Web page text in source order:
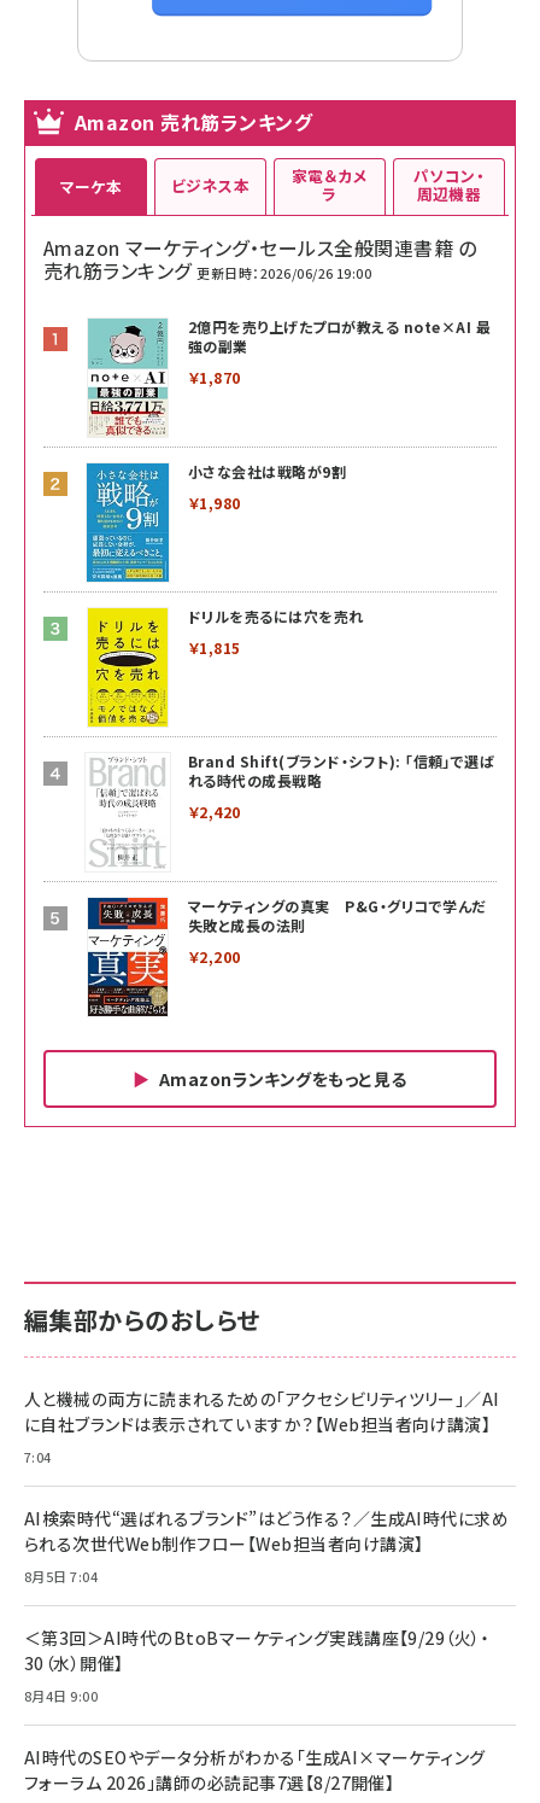
Amazon 売れ筋ランキング
マーケ本
Amazon マーケティング・セールス全般関連書籍 の
売れ筋ランキング 更新日時：2026/06/26 19:00
2億円を売り上げたプロが教える note×AI 最
強の副業
￥1,870
小さな会社は戦略が9割
￥1,980
ドリルを売るには穴を売れ
￥1,815
Brand Shift(ブランド・シフト): 「信頼」で選ば
れる時代の成長戦略
￥2,420
マーケティングの真実 P&G・グリコで学んだ
失敗と成長の法則
￥2,200
Amazonランキングをもっと見る
ビジネス本
￥880
anan(アンアン)2026/06/24号 No.2500増刊
スペシャルエディション[王道エンタメの矜持／
￥1,100
年後半、あなたの恋と運命／山田涼介]
￥880
Amazonランキングをもっと見る
家電＆カメ
ラ
サポート正規品 メーカー保証5年 KLMEA128G
NIMASO ガラスフィルム iPhone 17 用 保護フィ
すい ガイド枠付き いPhone17 (6.3インチ) 対応
2枚セット DSP25F1698
￥1,599
【New】Amazon Fire TV Stick HD | 手軽にスト
レイヤー
￥6,980
Anker Soundcore P31i (Bluetooth 6.1) 【完
全ワイヤレスイヤホン/アクティブノイズキャンセリ
ング/マルチポイント接続 / 最大50時間再生 / PSE
Anker PowerLine III Flow USB-C & USB-C
ケーブル Anker絡まないケーブル 240W 結束バン
ド付き USB PD対応 シリコン素材採用 iPhone
17 / 16 / 15 / Galaxy iPad Pro MacBook
パソコン・
周辺機器
サポート正規品 メーカー保証5年 KLMEA128G
Amazon eギフトカード - Amazonロゴ - クラ
￥5,000
ケーブル Anker絡まないケーブル 240W 結束バン
17 / 16 / 15 / Galaxy iPad Pro MacBook
Pro/Air 各種対応 (1.8m ミッドナイトブラック)
￥1,890
キャンペーン】
￥4,857
編集部からのおしらせ
人と機械の両方に読まれるための「アクセシビリティツリー」／AI
に自社ブランドは表示されていますか？【Web担当者向け講演】
7:04
AI検索時代“選ばれるブランド”はどう作る？／生成AI時代に求め
られる次世代Web制作フロー【Web担当者向け講演】
8月5日 7:04
＜第3回＞AI時代のBtoBマーケティング実践講座【9/29（火）・
30（水）開催】
8月4日 9:00
AI時代のSEOやデータ分析がわかる「生成AI×マーケティング
フォーラム 2026」講師の必読記事7選【8/27開催】